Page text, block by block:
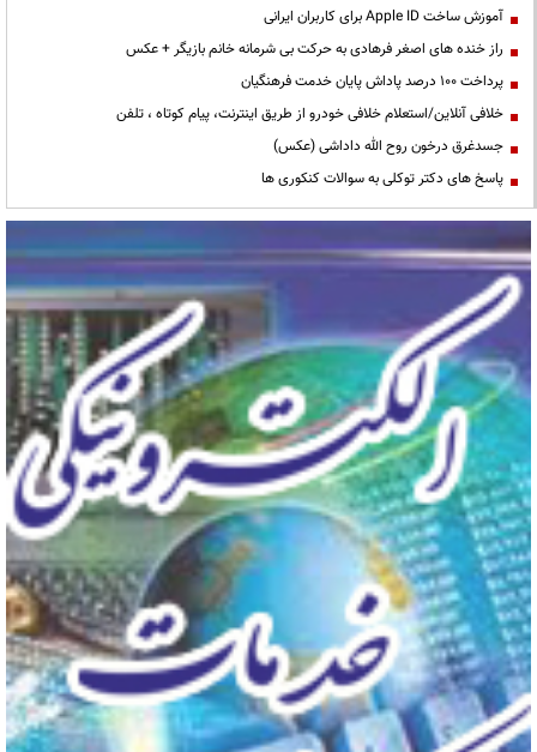
آموزش ساخت Apple ID برای کاربران ایرانی
راز خنده های اصغر فرهادی به حرکت بی شرمانه خانم بازیگر + عکس
پرداخت ۱۰۰ درصد پاداش پایان خدمت فرهنگیان
خلافی آنلاین/استعلام خلافی خودرو از طریق اینترنت، پیام کوتاه ، تلفن
جسدغرق درخون روح الله داداشی (عکس)
پاسخ های دکتر توکلی به سوالات کنکوری ها